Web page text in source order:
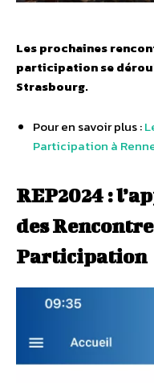
Les prochaines
participation se
Strasbourg.
Pour en savoir plus :
Participation à
REP2024 :
des
Participation